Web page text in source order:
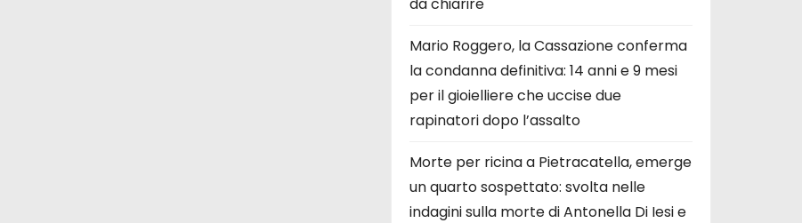
Mario Roggero, la Cassazione conferma
la condanna definitiva: 14 anni e 9 mesi
per il gioielliere che uccise due
rapinatori dopo l’assalto
Morte per ricina a Pietracatella, emerge
un quarto sospettato: svolta nelle
indagini sulla morte di Antonella Di Iesi e